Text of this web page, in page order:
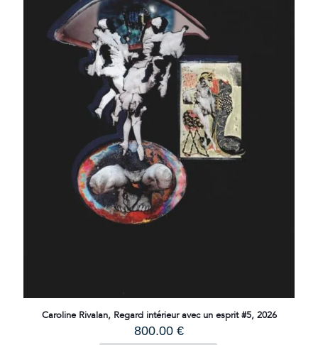
Caroline Rivalan, Regard intérieur avec un esprit #5, 2026
800.00 €